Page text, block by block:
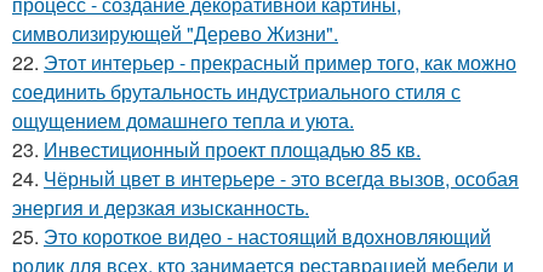
символизирующей "Дерево Жизни".
22. Этот интерьер - прекрасный пример того, как можно
соединить брутальность индустриального стиля с
ощущением домашнего тепла и уюта.
23. Инвестиционный проект площадью 85 кв.
24. Чёрный цвет в интерьере - это всегда вызов, особая
энергия и дерзкая изысканность.
25. Это короткое видео - настоящий вдохновляющий
ролик для всех, кто занимается реставрацией мебели и